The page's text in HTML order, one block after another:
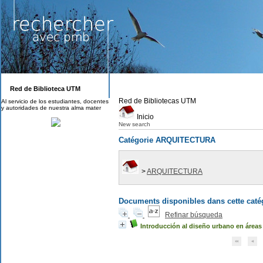
Red de Bibliotecas UTM
Inicio
New search
Catégorie ARQUITECTURA
>ARQUITECTURA
Documents disponibles dans cette
Refinar búsqueda
Introducción al diseño urbano en
Red de Biblioteca UTM
Al servicio de los estudiantes, docentes
y autoridades de nuestra alma mater